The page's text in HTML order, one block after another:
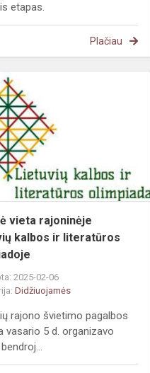
etapas.
Plačiau
vieta rajoninėje
kalbos ir literatūros
2025-02-06
Didžiuojamės
rajono švietimo pagalbos
vasario 5 d. organizavo